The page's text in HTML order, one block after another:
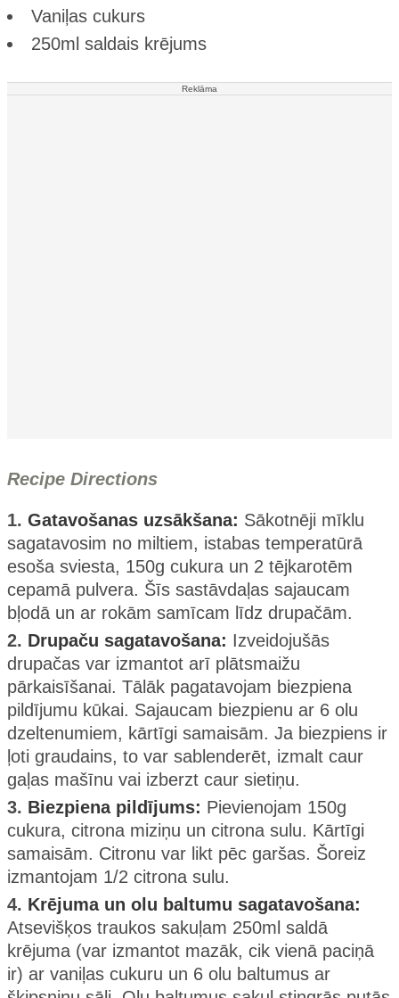
Vaniļas cukurs
250ml saldais krējums
Reklāma
Recipe Directions
1. Gatavošanas uzsākšana: Sākotnēji mīklu
sagatavosim no miltiem, istabas temperatūrā
esoša sviesta, 150g cukura un 2 tējkarotēm
cepamā pulvera. Šīs sastāvdaļas sajaucam
bļodā un ar rokām samīcam līdz drupačām.
2. Drupaču sagatavošana: Izveidojušās
drupačas var izmantot arī plātsmaižu
pārkaisīšanai. Tālāk pagatavojam biezpiena
pildījumu kūkai. Sajaucam biezpienu ar 6 olu
dzeltenumiem, kārtīgi samaisām. Ja biezpiens ir
ļoti graudains, to var sablenderēt, izmalt caur
gaļas mašīnu vai izberzt caur sietiņu.
3. Biezpiena pildījums: Pievienojam 150g
cukura, citrona miziņu un citrona sulu. Kārtīgi
samaisām. Citronu var likt pēc garšas. Šoreiz
izmantojam 1/2 citrona sulu.
4. Krējuma un olu baltumu sagatavošana:
Atsevišķos traukos sakuļam 250ml saldā
krējuma (var izmantot mazāk, cik vienā paciņā
ir) ar vaniļas cukuru un 6 olu baltumus ar